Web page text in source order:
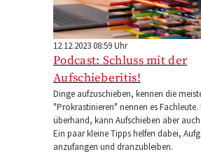
12.12.2023 08:59 Uhr
Podcast: Schluss mit der
Aufschieberitis!
Dinge aufzuschieben, kennen die
"Prokrastinieren" nennen es Fachleute.
überhand, kann Aufschieben aber
Ein paar kleine Tipps helfen dabei,
anzufangen und dranzubleiben.